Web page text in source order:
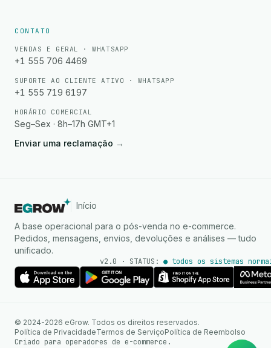
CONTATO
VENDAS E GERAL · WHATSAPP
+1 555 706 4469
SUPORTE AO CLIENTE ATIVO · WHATSAPP
+1 555 719 6197
HORÁRIO COMERCIAL
Seg–Sex · 8h–17h GMT+1
Enviar uma reclamação →
Início
A base operacional para o pós-venda no e-commerce.
Pedidos, mensagens, envios, devoluções e análises — tudo
unificado.
v2.0 · STATUS: ● todos os sistemas
© 2024-2026 eGrow. Todos os direitos reservados.
Política de PrivacidadeTermos de ServiçoPolítica de Reembolso
Criado para operadores de e-commerce.
WhatsApp